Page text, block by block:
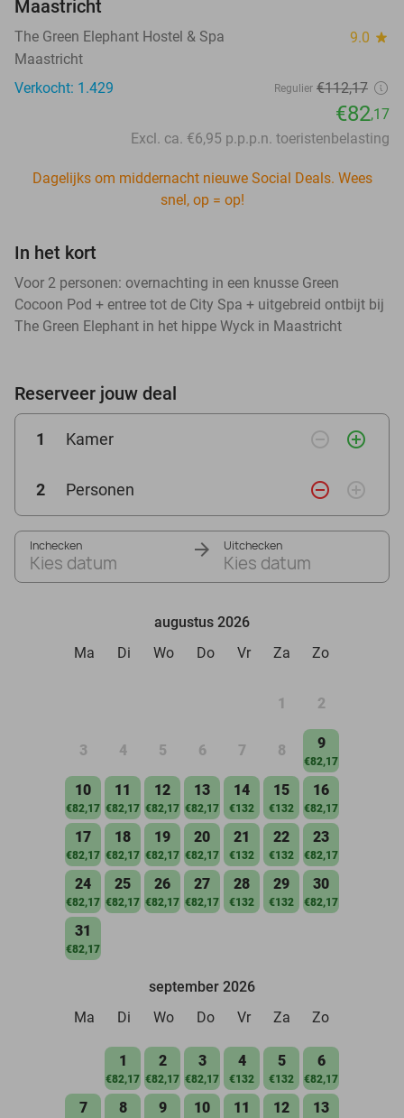
Maastricht
The Green Elephant Hostel & Spa 9.0 star
Maastricht
Verkocht: 1.429
Regulier €112,17
€82,17
Excl. ca. €6,95 p.p.p.n. toeristenbelasting
Dagelijks om middernacht nieuwe Social Deals. Wees
snel, op = op!
In het kort
Voor 2 personen: overnachting in een knusse Green
Cocoon Pod + entree tot de City Spa + uitgebreid ontbijt bij
The Green Elephant in het hippe Wyck in Maastricht
Reserveer jouw deal
1 Kamer remove_circle_outline add_circle_outline
2 Personen remove_circle_outline add_circle_outline
Inchecken
Kies datum
Uitchecken
Kies datum
augustus 2026
Ma
Di Wo Do Vr Za Zo
1 2
3 4 5 6 7 8 9
€82,17
10
€82,17
11
€82,17
12
€82,17
13
€82,17
14
€132
15
€132
16
€82,17
17
€82,17
18
€82,17
19
€82,17
20
€82,17
21
€132
22
€132
23
€82,17
24
€82,17
25
€82,17
26
€82,17
27
€82,17
28
€132
29
€132
30
€82,17
31
€82,17
september 2026
Ma
Di Wo Do Vr Za Zo
1
€82,17
2
€82,17
3
€82,17
4
€132
5
€132
6
€82,17
7 8 9 10 11 12 13